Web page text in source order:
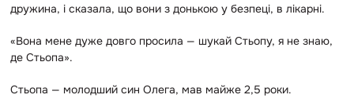
дружина, і сказала, що вони з донькою у безпеці, в лікарні.
«Вона мене дуже довго просила — шукай Стьопу, я не знаю,
де Стьопа».
Стьопа — молодший син Олега, мав майже 2,5 роки.